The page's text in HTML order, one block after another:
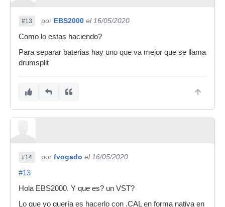
#13 por EBS2000 el 16/05/2020
Como lo estas haciendo?
Para separar baterias hay uno que va mejor que se llama
drumsplit
#14 por fvogado el 16/05/2020
#13
Hola EBS2000. Y que es? un VST?
Lo que yo quería es hacerlo con .CAL en forma nativa en